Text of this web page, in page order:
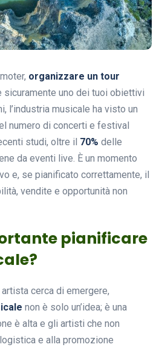
organizzare un tour
sicuramente uno dei tuoi obiettivi
l’industria musicale ha visto un
numero di concerti e festival
studi, oltre il 70% delle
da eventi live. È un momento
e, se pianificato correttamente, il
vendite e opportunità non
pianificare
cerca di emergere,
non è solo un’idea; è una
è alta e gli artisti che non
e alla promozione